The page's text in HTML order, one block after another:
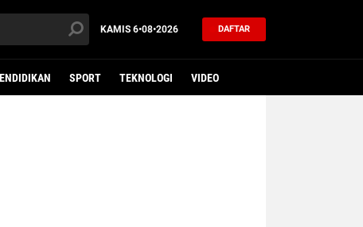
KAMIS 6•08•2026 DAFTAR
SPORT TEKNOLOGI VIDEO